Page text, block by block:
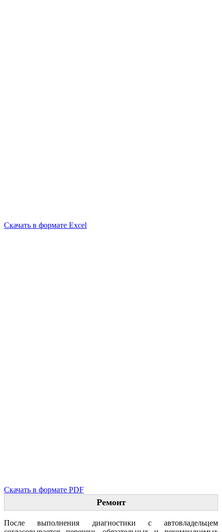
Скачать в формате Excel
Скачать в формате PDF
Ремонт
После выполнения диагностики с автовладельцем